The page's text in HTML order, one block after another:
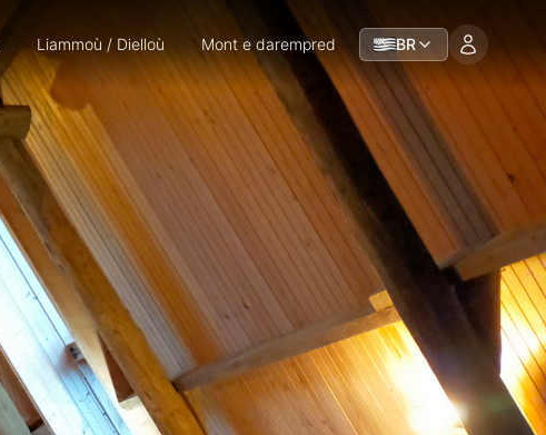
Liammoù / Dielloù Mont e darempred BR